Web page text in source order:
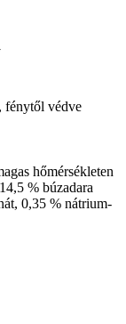
fénytől védve
hőmérsékleten
% búzadara
0,35 % nátrium-